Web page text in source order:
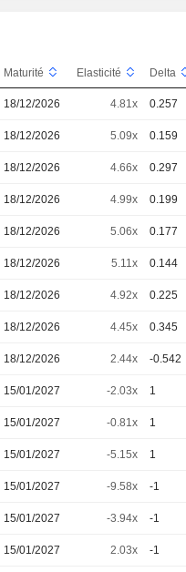
Maturité Elasticité Delta
18/12/2026 4.81x 0.257
18/12/2026 5.09x 0.159
18/12/2026 4.66x 0.297
18/12/2026 4.99x 0.199
18/12/2026 5.06x 0.177
18/12/2026 5.11x 0.144
18/12/2026 4.92x 0.225
18/12/2026 4.45x 0.345
18/12/2026 2.44x -0.542
15/01/2027 -2.03x 1
15/01/2027 -0.81x 1
15/01/2027 -5.15x 1
15/01/2027 -9.58x -1
15/01/2027 -3.94x -1
15/01/2027 2.03x -1